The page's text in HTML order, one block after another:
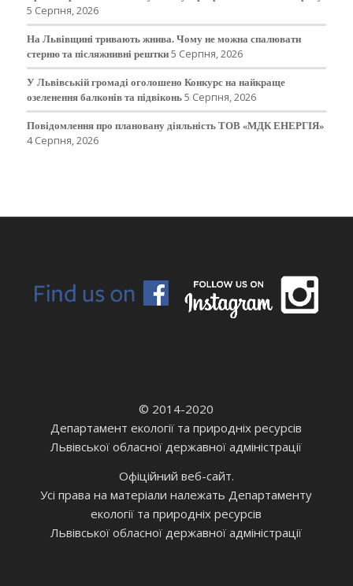
5 Серпня, 2026
На Львівщині тривають жнива. Чому не можна спалювати
стерню та післяжнивні рештки5 Серпня, 2026
У Львівській громаді оголошено Конкурс на найкраще
озеленення балконів та підвіконь5 Серпня, 2026
Повідомлення про плановану діяльність ТОВ «МДК ЕНЕРГІЯ»
4 Серпня, 2026
© 2014-2020
Департамент екології та природніх ресурсів
Львівської обласної державної адміністрації
Офіційний веб-сайт.
Усі права на матеріали належать Департаменту
екології та природніх ресурсів
Львівської обласної державної адміністрації